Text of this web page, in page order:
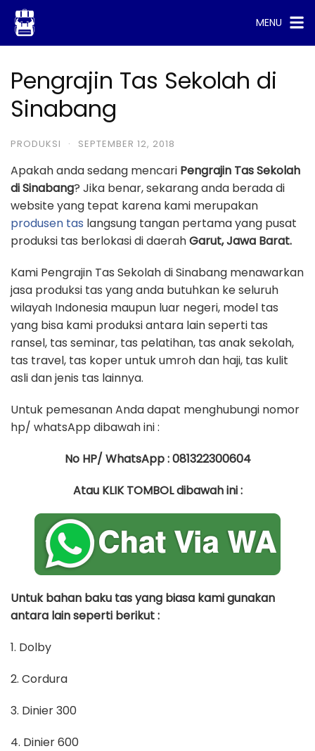
Skip
content
MENU
Pengrajin Tas Sekolah di
Sinabang
PRODUKSI · SEPTEMBER 12, 2018
Apakah anda sedang mencari Pengrajin Tas Sekolah
di Sinabang? Jika benar, sekarang anda berada di
website yang tepat karena kami merupakan
produsen tas langsung tangan pertama yang pusat
produksi tas berlokasi di daerahGarut, Jawa Barat.
Kami Pengrajin Tas Sekolah di Sinabang menawarkan
jasa produksi tas yang anda butuhkan ke seluruh
wilayah Indonesia maupun luar negeri, model tas
yang bisa kami produksi antara lain seperti tas
ransel, tas seminar, tas pelatihan, tas anak sekolah,
tas travel, tas koper untuk umroh dan haji, tas kulit
asli dan jenis tas lainnya.
Untuk pemesanan Anda dapat menghubungi nomor
hp/ whatsApp dibawah ini :
No HP/ WhatsApp : 081322300604
Atau KLIK TOMBOL dibawah ini :
Untuk bahan baku tas yang biasa kami gunakan
antara lain seperti berikut :
1. Dolby
2. Cordura
3. Dinier 300
4. Dinier 600